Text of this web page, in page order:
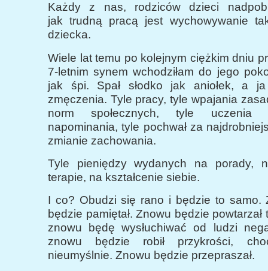
Każdy z nas, rodziców dzieci
jak trudną pracą jest wychowywanie
dziecka.
Wiele lat temu po kolejnym ciężkim dniu
7-letnim synem wchodziłam do jego
jak śpi. Spał słodko jak aniołek, a ja
zmęczenia. Tyle pracy, tyle wpajania
norm społecznych, tyle uczenia
napominania, tyle pochwał za
zmianie zachowania.
Tyle pieniędzy wydanych na porady,
terapie, na kształcenie siebie.
I co? Obudzi się rano i będzie to samo.
będzie pamiętał. Znowu będzie powtarzał
znowu będę wysłuchiwać od ludzi
znowu będzie robił przykrości,
nieumyślnie. Znowu będzie przepraszał.